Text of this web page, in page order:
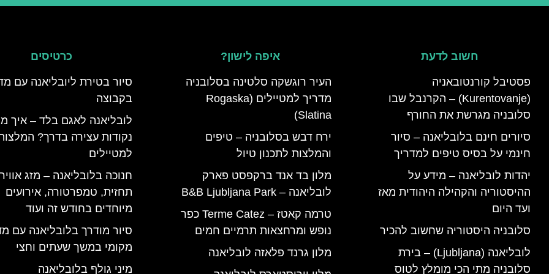
חשוב לדעת
פסטיבל קורנטובאניה
(Kurentovanje) – הקרנבל שבו
סלובניה מגרשת את החורף
סיורים חינם בלובליאנה – סיור
חינמי על בסיס טיפים למדריך
יהדות לובליאנה – מידע על
ההיסטוריה והקהילה היהודית מאז
ועד היום
סלובניה היסטוריה שחשוב להכיר
לובליאנה (Ljubljana) – בירת
סלובניה מתי הכי מומלץ לטוס
איפה לישון?
העיר רוגשקה סלטינה בסלובניה
מדריך למטיילים (Rogaska
Slatina)
ירח דבש בסלובניה – טיפים
והמלצות לתכנון טיול
מלון בד אנד ברקפסט פארק
לובליאנה – B&B Ljubljana Park
טרמה קאטז – Terme Catez כפר
נופש ומרחצאות תרמיים חמים
מלון גרנד פלאזה לובליאנה
כרטיסים
סיור בטירת ליובליאנה עם
בקבוצה
לובליאנה לאגם בלד – איך
נקודות עצירה בדרך?
למטיילים
חנוכה בלובליאנה – מזג
תחזית, טמפרטורה, אירועים
מיוחדים בחודש זה ועוד
סיור מודרך בלובליאנה עם
מקומי במשך שעתים וחצי
מיני גולף בלובליאנה